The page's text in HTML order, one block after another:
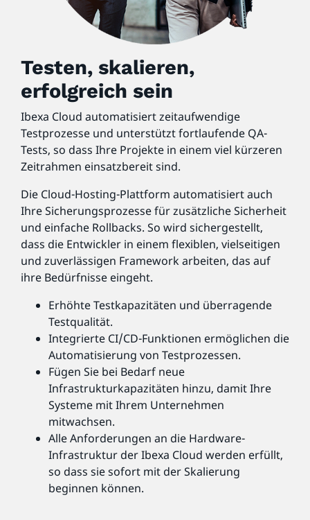
Testen, skalieren,
erfolgreich sein
Ibexa Cloud automatisiert zeitaufwendige
Testprozesse und unterstützt fortlaufende QA-
Tests, so dass Ihre Projekte in einem viel kürzeren
Zeitrahmen einsatzbereit sind.
Die Cloud-Hosting-Plattform automatisiert auch
Ihre Sicherungsprozesse für zusätzliche Sicherheit
und einfache Rollbacks. So wird sichergestellt,
dass die Entwickler in einem flexiblen, vielseitigen
und zuverlässigen Framework arbeiten, das auf
ihre Bedürfnisse eingeht.
Erhöhte Testkapazitäten und überragende
Testqualität.
Integrierte CI/CD-Funktionen ermöglichen die
Automatisierung von Testprozessen.
Fügen Sie bei Bedarf neue
Infrastrukturkapazitäten hinzu, damit Ihre
Systeme mit Ihrem Unternehmen
mitwachsen.
Alle Anforderungen an die Hardware-
Infrastruktur der Ibexa Cloud werden erfüllt,
so dass sie sofort mit der Skalierung
beginnen können.